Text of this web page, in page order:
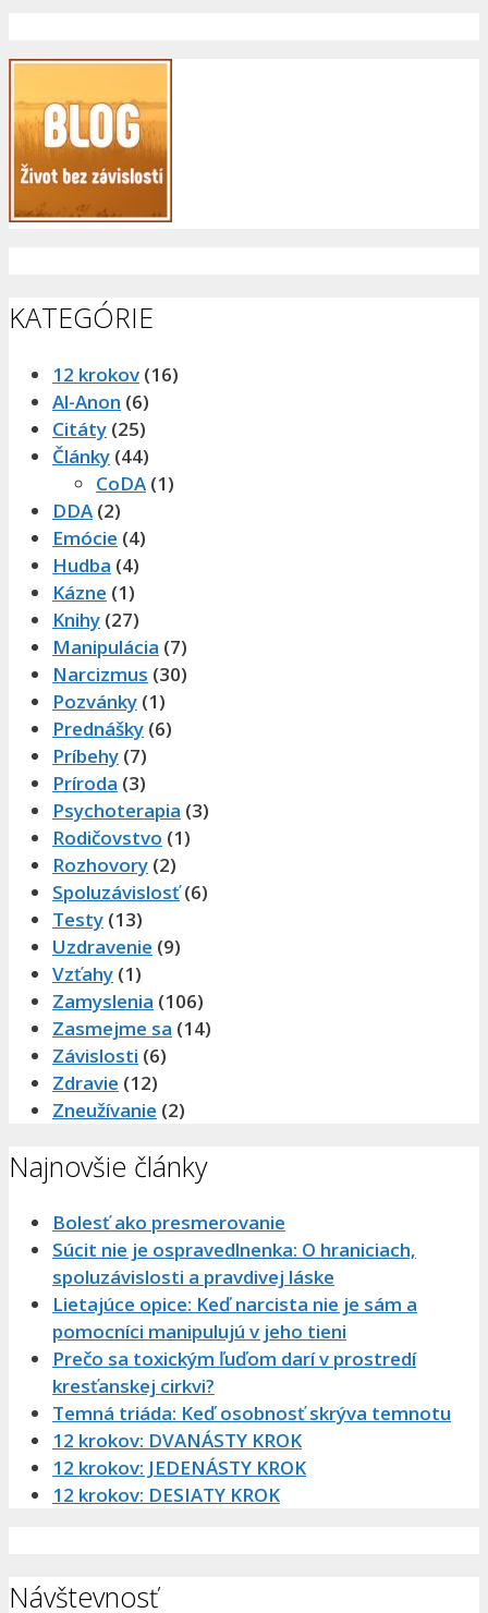
KATEGÓRIE
12 krokov (16)
Al-Anon (6)
Citáty (25)
Články (44)
CoDA (1)
DDA (2)
Emócie (4)
Hudba (4)
Kázne (1)
Knihy (27)
Manipulácia (7)
Narcizmus (30)
Pozvánky (1)
Prednášky (6)
Príbehy (7)
Príroda (3)
Psychoterapia (3)
Rodičovstvo (1)
Rozhovory (2)
Spoluzávislosť(6)
Testy (13)
Uzdravenie (9)
Vzťahy (1)
Zamyslenia (106)
Zasmejme sa (14)
Závislosti (6)
Zdravie (12)
Zneužívanie (2)
Najnovšie články
Bolesť ako presmerovanie
Súcit nie je ospravedlnenka: O hraniciach,
spoluzávislosti a pravdivej láske
Lietajúce opice: Keď narcista nie je sám a
pomocníci manipulujú v jeho tieni
Prečo sa toxickým ľuďom darí v prostredí
kresťanskej cirkvi?
Temná triáda: Keď osobnosť skrýva temnotu
12 krokov: DVANÁSTY KROK
12 krokov: JEDENÁSTY KROK
12 krokov: DESIATY KROK
Návštevnosť